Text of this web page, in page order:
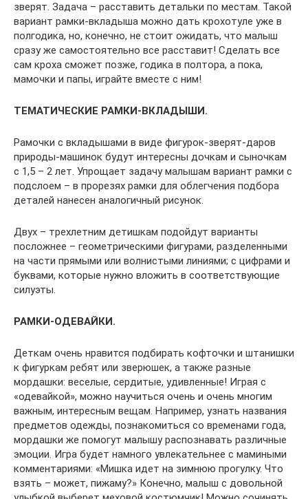
зверят. Задача – расставить детальки по местам. Такой
вариант рамки-вкладыша можно дать крохотуле уже в
полгодика, но, конечно, не стоит ожидать, что малыш
сразу же самостоятельно все расставит! Сделать все
сам кроха сможет позже, годика в полтора, а пока,
мамочки и папы, играйте вместе с ним!
ТЕМАТИЧЕСКИЕ РАМКИ-ВКЛАДЫШИ.
Рамочки с вкладышами в виде фигурок-зверят-даров
природы-машинок будут интересны дочкам и сыночкам
с 1,5 – 2 лет. Упрощает задачу малышам вариант рамки с
подслоем – в прорезях рамки для облегчения подбора
деталей нанесен аналогичный рисунок.
Двух – трехлетним детишкам подойдут варианты
посложнее – геометрическими фигурами, разделенными
на части прямыми или волнистыми линиями; с цифрами и
буквами, которые нужно вложить в соответствующие
силуэты.
РАМКИ-ОДЕВАЙКИ.
Деткам очень нравится подбирать кофточки и штанишки
к фигуркам ребят или зверюшек, а также разные
мордашки: веселые, сердитые, удивленные! Играя с
«одевайкой», можно научиться очень и очень многим
важным, интересным вещам. Например, узнать названия
предметов одежды, познакомиться со временами года,
мордашки же помогут малышу распознавать различные
эмоции. Игра будет намного увлекательнее с мамиными
комментариями: «Мишка идет на зимнюю прогулку. Что
взять – может, пижаму?» Конечно, малыш с довольной